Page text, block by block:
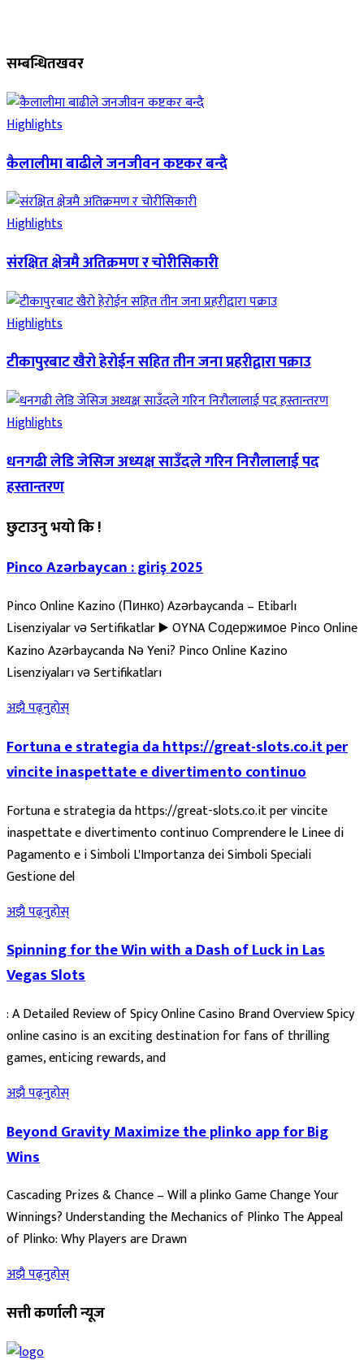
सम्बन्धितखवर
Highlights
कैलालीमा बाढीले जनजीवन कष्टकर बन्दै
Highlights
संरक्षित क्षेत्रमै अतिक्रमण र चोरीसिकारी
Highlights
टीकापुरबाट खैरो हेरोईन सहित तीन जना प्रहरीद्वारा पक्राउ
Highlights
धनगढी लेडि जेसिज अध्यक्ष साउँदले गरिन निरौलालाई पद
हस्तान्तरण
छुटाउनु भयो कि !
Pinco Azərbaycan : giriş 2025
Pinco Online Kazino (Пинко) Azərbaycanda – Etibarlı
Lisenziyalar və Sertifikatlar ▶️ OYNA Содержимое Pinco Online
Kazino Azərbaycanda Nə Yeni? Pinco Online Kazino
Lisenziyaları və Sertifikatları
अझै पढ्नुहोस्
Fortuna e strategia da https://great-slots.co.it per
vincite inaspettate e divertimento continuo
Fortuna e strategia da https://great-slots.co.it per vincite
inaspettate e divertimento continuo Comprendere le Linee di
Pagamento e i Simboli L'Importanza dei Simboli Speciali
Gestione del
अझै पढ्नुहोस्
Spinning for the Win with a Dash of Luck in Las
Vegas Slots
: A Detailed Review of Spicy Online Casino Brand Overview Spicy
online casino is an exciting destination for fans of thrilling
games, enticing rewards, and
अझै पढ्नुहोस्
Beyond Gravity Maximize the plinko app for Big
Wins
Cascading Prizes & Chance – Will a plinko Game Change Your
Winnings? Understanding the Mechanics of Plinko The Appeal
of Plinko: Why Players are Drawn
अझै पढ्नुहोस्
सत्ती कर्णाली न्यूज